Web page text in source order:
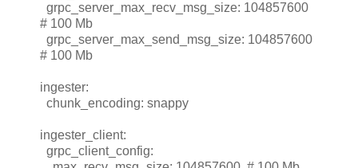
grpc_server_max_recv_msg_size: 104857600
# 100 Mb
grpc_server_max_send_msg_size: 104857600
# 100 Mb
ingester:
chunk_encoding: snappy
ingester_client:
grpc_client_config: